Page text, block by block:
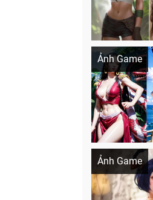
Ảnh Game
Khi AI
Ảnh Game
Cosplay